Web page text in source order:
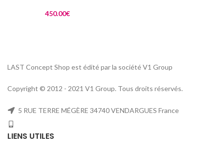
450.00€
LAST Concept Shop est édité par la société V1 Group
Copyright © 2012 - 2021 V1 Group. Tous droits réservés.
5 RUE TERRE MÉGÈRE 34740 VENDARGUES France
LIENS UTILES